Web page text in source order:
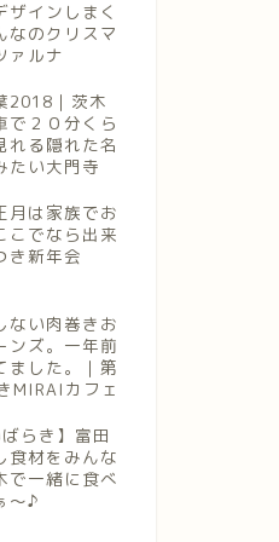
ザインしまく
なのクリスマ
ァルナ
2018｜茨木
で２０分くら
れる隠れた名
たい大門寺
月は家族でお
こでなら出来
き新年会
ない肉巻きお
ンズ。一年前
ました。｜第
MIRAIカフェ
らき】富田
食材をみんな
で一緒に食べ
～♪